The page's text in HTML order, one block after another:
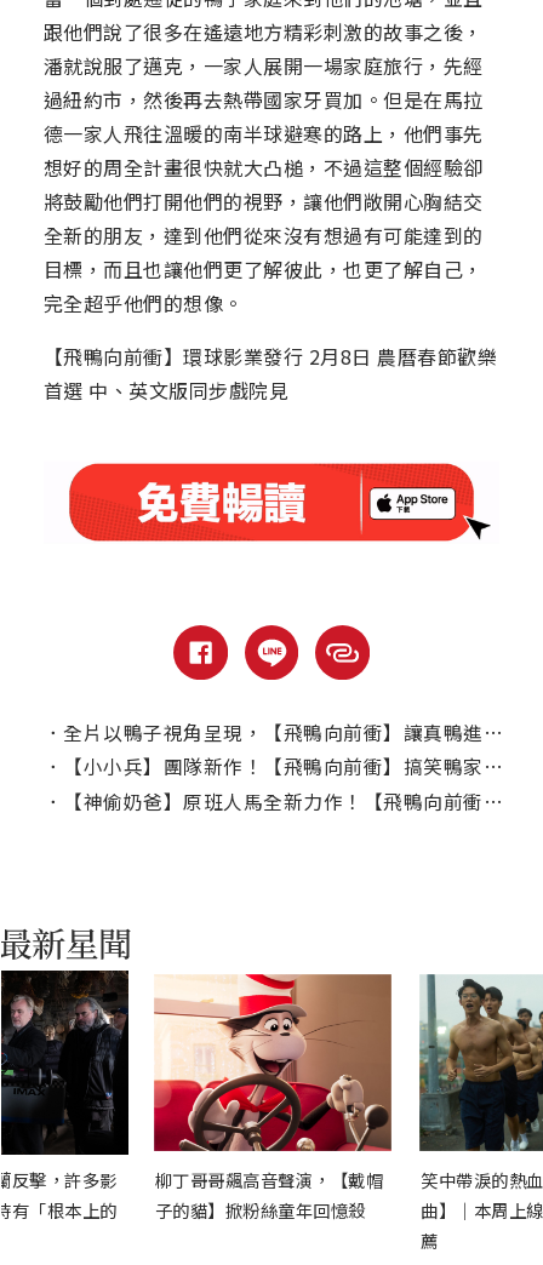
跟他們說了很多在遙遠地方精彩刺激的故事之後，
潘就說服了邁克，一家人展開一場家庭旅行，先經
過紐約市，然後再去熱帶國家牙買加。但是在馬拉
德一家人飛往溫暖的南半球避寒的路上，他們事先
想好的周全計畫很快就大凸槌，不過這整個經驗卻
將鼓勵他們打開他們的視野，讓他們敞開心胸結交
全新的朋友，達到他們從來沒有想過有可能達到的
目標，而且也讓他們更了解彼此，也更了解自己，
完全超乎他們的想像。
【飛鴨向前衝】環球影業發行 2月8日 農曆春節歡樂
首選 中、英文版同步戲院見
． 全片以鴨子視角呈現，【飛鴨向前衝】讓真鴨進駐動畫工作室
．
【小小兵】團隊新作！【飛鴨向前衝】搞笑鴨家族展開大冒險
．
【神偷奶爸】原班人馬全新力作！【飛鴨向前衝】釋出預告
反擊，許多影
有「根本上的
柳丁哥哥飆高音聲演，【戴帽
子的貓】掀粉絲童年回憶殺
笑中帶淚的熱
曲】｜本周上
薦